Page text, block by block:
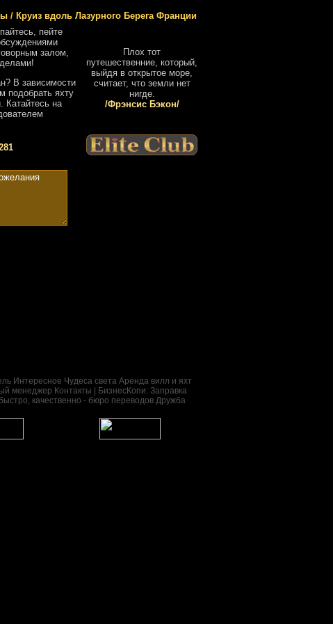
/ Круиз вдоль Лазурного Берега Франции
пейте
залом,
В зависимости
подобрать яхту
Катайтесь на
Плох тот
путешественние, который,
выйдя в открытое море,
считает, что земли нет
нигде.
/Фрэнсис Бэкон/
Интересное Чудеса света Аренда вилл и яхт
менеджер Контакты | БизнесКопи: Заправка
качественно - бюро переводов Дружба